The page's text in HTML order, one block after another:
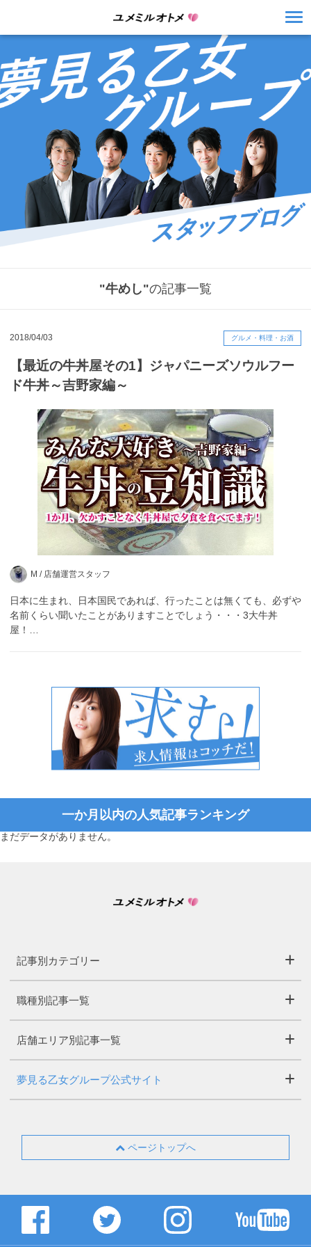
"牛めし"の記事一覧
2018/04/03 グルメ・料理・お酒
【最近の牛丼屋その1】ジャパニーズソウルフー
ド牛丼～吉野家編～
M / 店舗運営スタッフ
日本に生まれ、日本国民であれば、行ったことは無くても、必ずや
名前くらい聞いたことがありますことでしょう・・・3大牛丼
屋！…
一か月以内の人気記事ランキング
まだデータがありません。
記事別カテゴリー
職種別記事一覧
店舗エリア別記事一覧
夢見る乙女グループ公式サイト
ページトップへ